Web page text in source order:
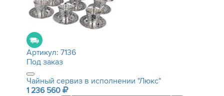
Артикул: 7136
Под заказ
Чайный сервиз в исполнении "Люкс"
1 236 560